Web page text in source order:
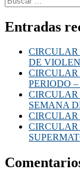
Entradas
CIRCULAR
DE
CIRCULAR
PERIODO
CIRCULAR
SEMANA
CIRCULAR
CIRCULAR